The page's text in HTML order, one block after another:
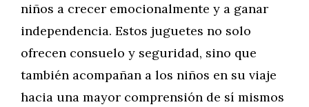
niños a crecer emocionalmente y a ganar
independencia. Estos juguetes no solo
ofrecen consuelo y seguridad, sino que
también acompañan a los niños en su viaje
hacia una mayor comprensión de sí mismos